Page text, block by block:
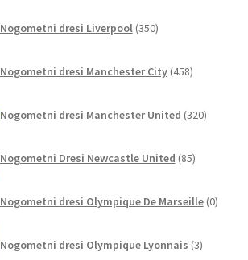
Nogometni dresi Liverpool 350izdelkov
Nogometni dresi Manchester City 458izdelkov
Nogometni dresi Manchester United 320izdelkov
Nogometni Dresi Newcastle United 85izdelkov
Nogometni dresi Olympique De Marseille 0
Nogometni dresi Olympique Lyonnais 3izdelki